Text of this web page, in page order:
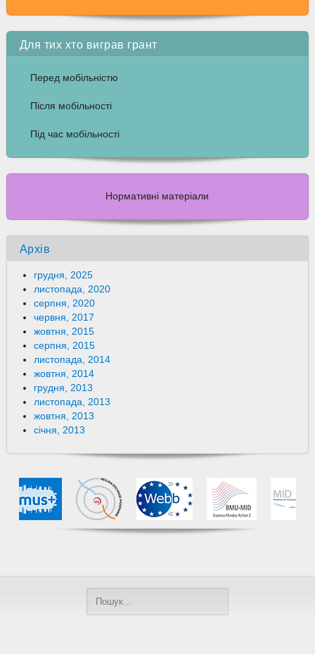
Для тих хто виграв грант
Перед мобільністю
Після мобільності
Під час мобільності
Нормативні матеріали
Архів
грудня, 2025
листопада, 2020
серпня, 2020
червня, 2017
жовтня, 2015
серпня, 2015
листопада, 2014
жовтня, 2014
грудня, 2013
листопада, 2013
жовтня, 2013
січня, 2013